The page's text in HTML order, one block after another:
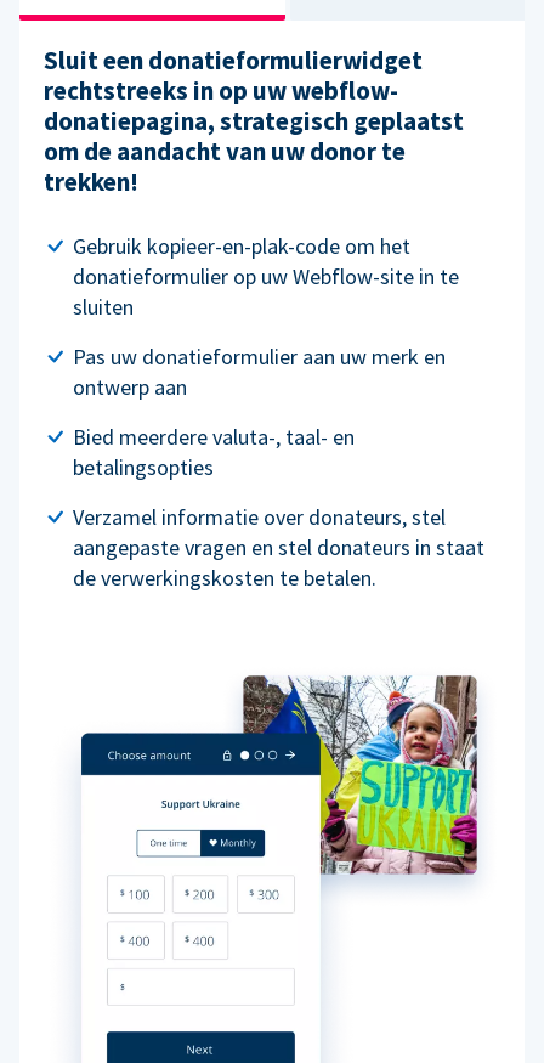
Sluit een donatieformulierwidget
rechtstreeks in op uw webflow-
donatiepagina, strategisch geplaatst
om de aandacht van uw donor te
trekken!
Gebruik kopieer-en-plak-code om het
donatieformulier op uw Webflow-site in te
sluiten
Pas uw donatieformulier aan uw merk en
ontwerp aan
Bied meerdere valuta-, taal- en
betalingsopties
Verzamel informatie over donateurs, stel
aangepaste vragen en stel donateurs in staat
de verwerkingskosten te betalen.